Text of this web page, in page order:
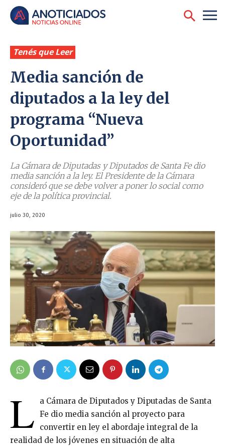
Tenés que Leer
Media sanción de
diputados a la ley del
programa “Nueva
Oportunidad”
La Cámara de Diputadas y Diputados de Santa Fe dio
media sanción a la ley. El Presidente de la Cámara
consideró que se debe volver a poner lo social como
eje de la política provincial.
julio 30, 2020
L
a Cámara de Diputados y Diputadas de Santa
Fe dio media sanción al proyecto para
convertir en ley el abordaje integral de la
realidad de los jóvenes en situación de alta